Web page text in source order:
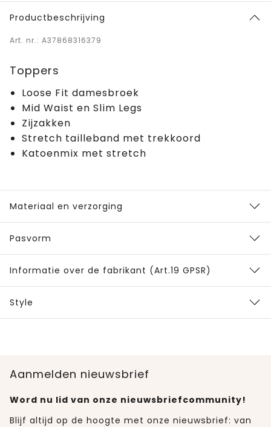
Productbeschrijving
Art. nr.: A37868316379
Toppers
Loose Fit damesbroek
Mid Waist en Slim Legs
Zijzakken
Stretch tailleband met trekkoord
Katoenmix met stretch
Materiaal en verzorging
Pasvorm
Informatie over de fabrikant (Art.19 GPSR)
Style
Aanmelden nieuwsbrief
Word nu lid van onze nieuwsbriefcommunity!
Blijf altijd op de hoogte met onze nieuwsbrief: van